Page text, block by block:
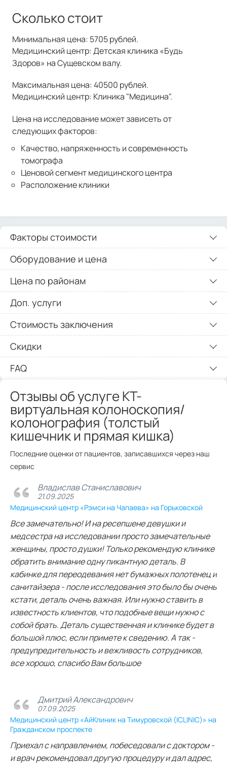
Сколько стоит
Минимальная цена: 5705 рублей.
Медицинский центр: Детская клиника «Будь
Здоров» на Сущевском валу.
Максимальная цена: 40500 рублей.
Медицинский центр: Клиника "Медицина".
Цена на исследование может зависеть от
следующих факторов:
Качество, напряженность и современность
томографа
Ценовой сегмент медицинского центра
Расположение клиники
Факторы стоимости
Оборудование и цена
Цена по районам
Доп. услуги
Стоимость заключения
Скидки
FAQ
Отзывы об услуге КТ-
виртуальная колоноскопия/
колонография (толстый
кишечник и прямая кишка)
Последние оценки от пациентов, записавшихся через наш
сервис
Владислав Станиславович
21.09.2025
Медицинский центр «Рэмси на Чапаева» на Горьковской
Все замечательно! И на ресепшене девушки и
медсестра на исследовании просто замечательные
женщины, просто душки! Только рекомендую клинике
обратить внимание одну пикантную деталь. В
кабинке для переодевания нет бумажных полотенец и
санитайзера - после исследования это было бы очень
кстати, деталь очень важная. Или нужно ставить в
известность клиентов, что подобные вещи нужно с
собой брать. Деталь существенная и клинике будет в
большой плюс, если примете к сведению. А так -
предупредительность и вежливость сотрудников,
все хорошо, спасибо Вам большое
Дмитрий Александрович
07.09.2025
Медицинский центр «АйКлиник на Тимуровской (ICLINIC)» на
Гражданском проспекте
Приехал с направлением, побеседовали с доктором -
и врач рекомендовал другую процедуру и дал адрес,